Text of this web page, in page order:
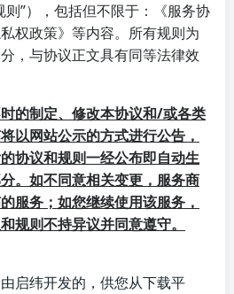
”），包括但不限于：《服务协
权政策》等内容。所有规则为
，与协议正文具有同等法律效
的制定、修改本协议和/或各类
以网站公示的方式进行公告，
协议和规则一经公布即自动生
。如不同意相关变更，服务商
服务；如您继续使用该服务，
规则不持异议并同意遵守。
启纬开发的，供您从下载平